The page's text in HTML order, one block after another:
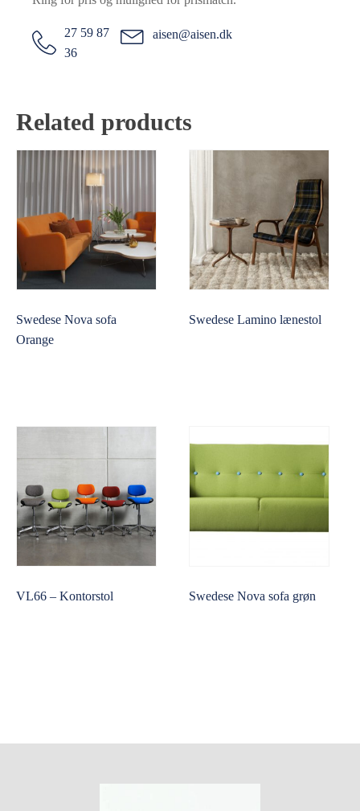
27 59 87
36
aisen@aisen.dk
Related products
Swedese Nova sofa
Orange
Swedese Lamino lænestol
VL66 – Kontorstol Swedese Nova sofa grøn